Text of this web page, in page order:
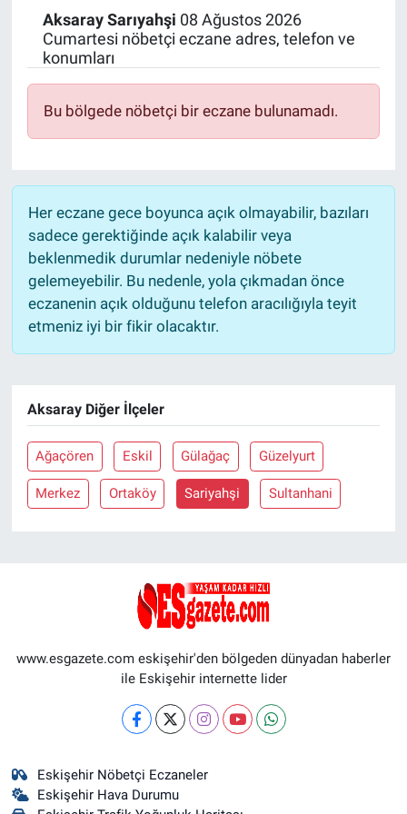
Aksaray Sarıyahşi 08 Ağustos 2026
Cumartesi nöbetçi eczane adres, telefon ve
konumları
Bu bölgede nöbetçi bir eczane bulunamadı.
Her eczane gece boyunca açık olmayabilir, bazıları
sadece gerektiğinde açık kalabilir veya
beklenmedik durumlar nedeniyle nöbete
gelemeyebilir. Bu nedenle, yola çıkmadan önce
eczanenin açık olduğunu telefon aracılığıyla teyit
etmeniz iyi bir fikir olacaktır.
Aksaray Diğer İlçeler
Ağaçören Eskil Gülağaç Güzelyurt
Merkez Ortaköy Sariyahşi Sultanhani
www.esgazete.com eskişehir'den bölgeden dünyadan haberler
ile Eskişehir internette lider
Eskişehir Nöbetçi Eczaneler
Eskişehir Hava Durumu
Politika
Bilecik
Kütahya
Genel
Çevre
Yerel
Magazin
Bilim ve Teknoloji